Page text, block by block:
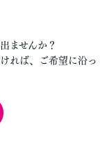
ませんか？
れば、ご希望に沿っ